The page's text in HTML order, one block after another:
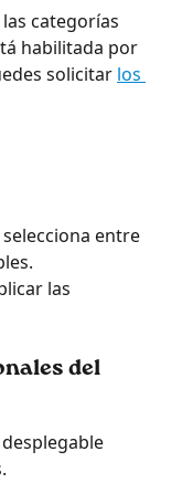
categorías
habilitada por
solicitar los
las
del